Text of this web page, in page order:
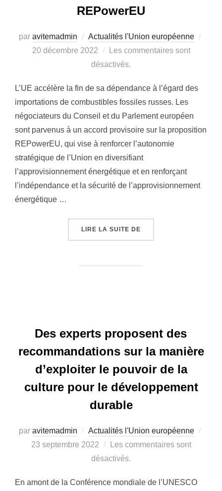
REPowerEU
par avitemadmin Actualités l'Union européenne
20 décembre 2022
Les commentaires sont
désactivés.
L’UE accélère la fin de sa dépendance à l’égard des
importations de combustibles fossiles russes. Les
négociateurs du Conseil et du Parlement européen
sont parvenus à un accord provisoire sur la proposition
REPowerEU, qui vise à renforcer l’autonomie
stratégique de l’Union en diversifiant
l’approvisionnement énergétique et en renforçant
l’indépendance et la sécurité de l’approvisionnement
énergétique …
LIRE LA SUITE DE
Des experts proposent des
recommandations sur la manière
d’exploiter le pouvoir de la
culture pour le développement
durable
par avitemadmin Actualités l'Union européenne
23 septembre 2022
Les commentaires sont
désactivés.
En amont de la Conférence mondiale de l’UNESCO